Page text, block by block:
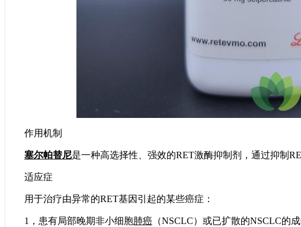
作用机制
塞尔帕替尼是一种高选择性、强效的RET激酶抑制剂，通过抑制
适应症
用于治疗由异常的RET基因引起的某些癌症：
1，患有局部晚期非小细胞肺癌 （NSCLC）或已扩散的NSCLC的成